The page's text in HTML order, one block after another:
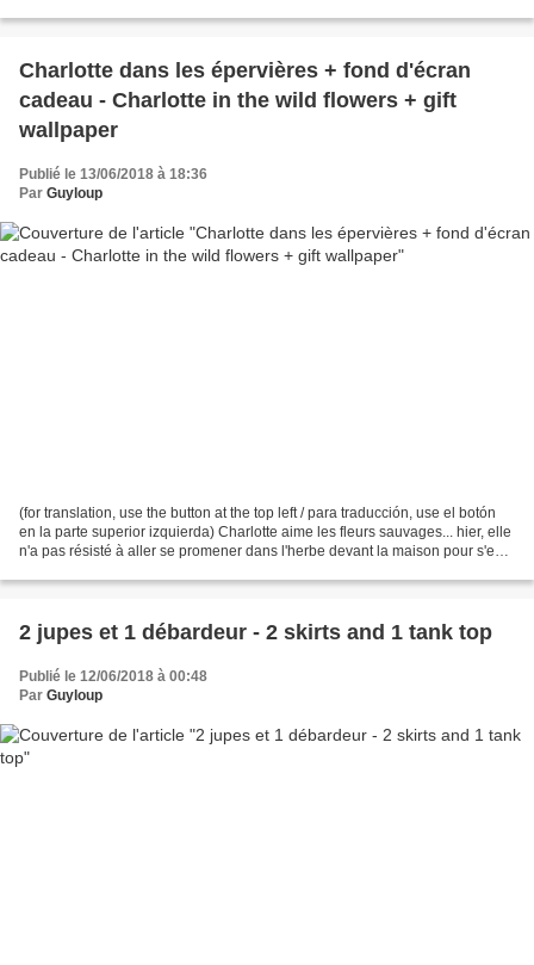
Charlotte dans les épervières + fond d'écran
cadeau - Charlotte in the wild flowers + gift
wallpaper
Publié le 13/06/2018 à 18:36
Par Guyloup
(for translation, use the button at the top left / para traducción, use el botón
en la parte superior izquierda) Charlotte aime les fleurs sauvages... hier, elle
n'a pas résisté à aller se promener dans l'herbe devant la maison pour s'en
2 jupes et 1 débardeur - 2 skirts and 1 tank top
Publié le 12/06/2018 à 00:48
Par Guyloup